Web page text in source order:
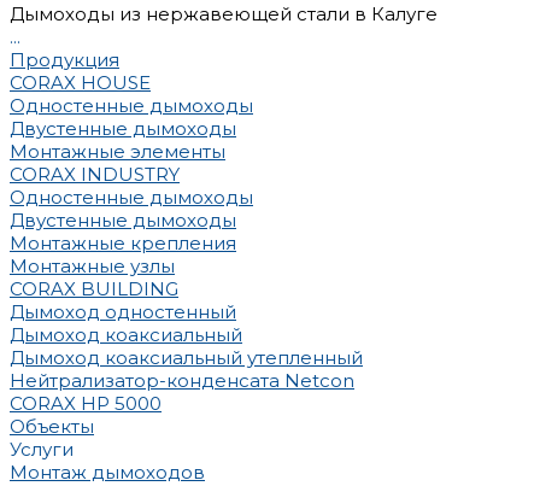
Дымоходы из нержавеющей стали в Калуге
...
Продукция
CORAX HOUSE
Одностенные дымоходы
Двустенные дымоходы
Монтажные элементы
CORAX INDUSTRY
Одностенные дымоходы
Двустенные дымоходы
Монтажные крепления
Монтажные узлы
CORAX BUILDING
Дымоход одностенный
Дымоход коаксиальный
Дымоход коаксиальный утепленный
Нейтрализатор-конденсата Netcon
CORAX HP 5000
Объекты
Услуги
Монтаж дымоходов